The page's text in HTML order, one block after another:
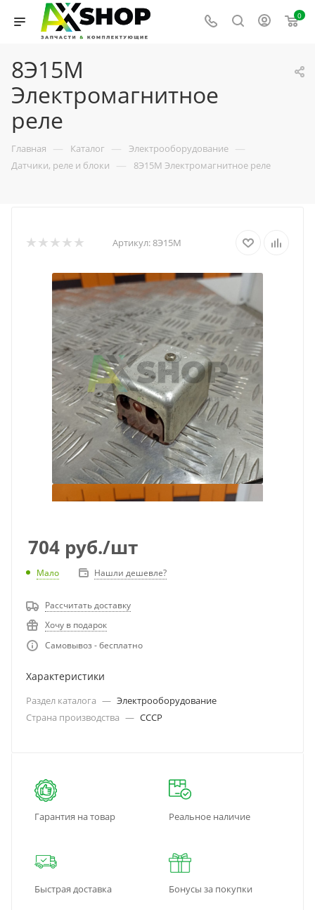
0
8Э15М
Электромагнитное
реле
Главная — Каталог — Электрооборудование —
Датчики, реле и блоки — 8Э15М Электромагнитное реле
Артикул:8Э15М
704 руб./шт
Мало Нашли дешевле?
Рассчитать доставку
Хочу в подарок
Самовывоз - бесплатно
Характеристики
Раздел каталога — Электрооборудование
Страна производства — СССР
Гарантия на товар Реальное наличие
Быстрая доставка Бонусы за покупки